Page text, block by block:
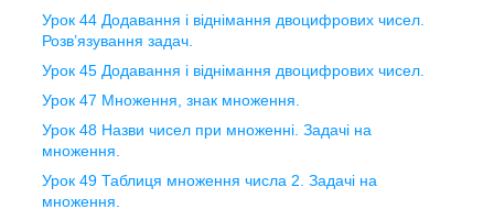
Урок 44 Додавання і віднімання двоцифрових чисел.
Розв’язування задач.
Урок 45 Додавання і віднімання двоцифрових чисел.
Урок 47 Множення, знак множення.
Урок 48 Назви чисел при множенні. Задачі на
множення.
Урок 49 Таблиця множення числа 2. Задачі на
множення.